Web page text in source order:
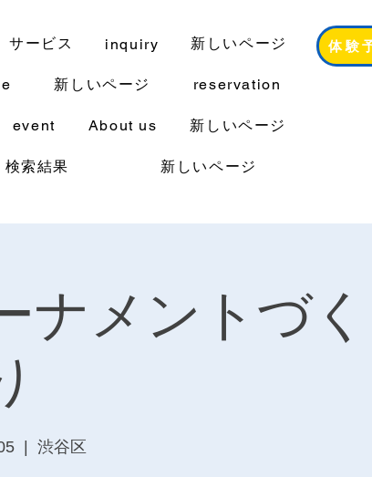
サービス inquiry 新しいページ
新しいページ reservation
event About us 新しいページ
検索結果 新しいページ
体験
ナメントづく
  |
渋谷区